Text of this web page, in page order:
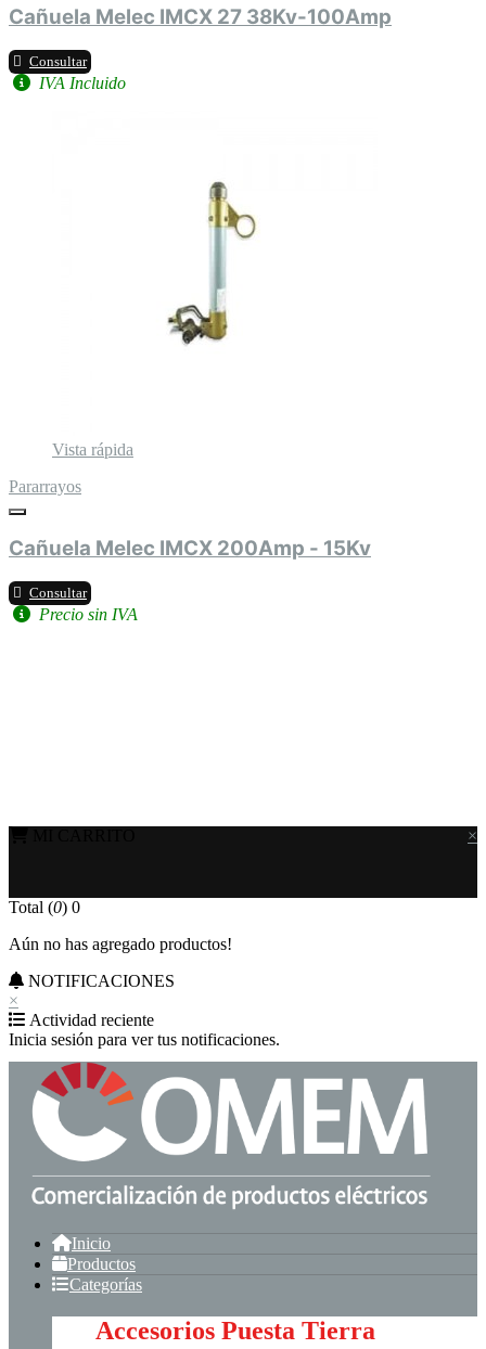
Cañuela Melec IMCX 27 38Kv-100Amp
Consultar
IVA Incluido
Vista rápida
Pararrayos
Cañuela Melec IMCX 200Amp - 15Kv
Consultar
Precio sin IVA
×
Total (0) 0
Aún no has agregado productos!
NOTIFICACIONES
×
Actividad reciente
Inicia sesión para ver tus notificaciones.
Inicio
Productos
Categorías
Accesorios Puesta Tierra